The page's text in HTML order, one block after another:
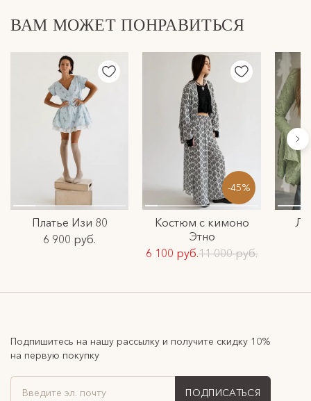
ВАМ МОЖЕТ ПОНРАВИТЬСЯ
Платье Изи 80
6 900 руб.
-45%
Костюм с кимоно
Этно
6 100 руб.11 000 руб.
Подпишитесь на нашу рассылку и получите скидку 10%
на первую покупку
ПОДПИСАТЬСЯ